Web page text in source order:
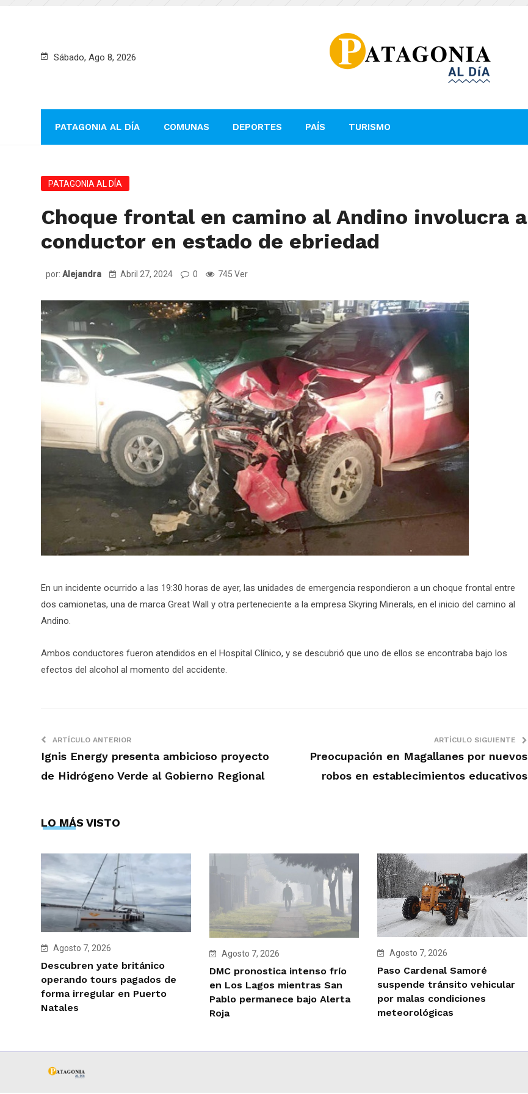
Sábado, Ago 8, 2026
PATAGONIA AL DÍA COMUNAS DEPORTES PAÍS TURISMO
PATAGONIA AL DÍA
Choque frontal en camino al Andino involucra a
conductor en estado de ebriedad
por: Alejandra Abril 27, 2024 0 745 Ver
En un incidente ocurrido a las 19:30 horas de ayer, las unidades de emergencia respondieron a un choque frontal entre
dos camionetas, una de marca Great Wall y otra perteneciente a la empresa Skyring Minerals, en el inicio del camino al
Andino.
Ambos conductores fueron atendidos en el Hospital Clínico, y se descubrió que uno de ellos se encontraba bajo los
efectos del alcohol al momento del accidente.
ARTÍCULO ANTERIOR
Ignis Energy presenta ambicioso proyecto
de Hidrógeno Verde al Gobierno Regional
ARTÍCULO SIGUIENTE
Preocupación en Magallanes por nuevos
robos en establecimientos educativos
LO MÁS VISTO
Agosto 7, 2026
Descubren yate británico
operando tours pagados de
forma irregular en Puerto
Natales
Agosto 7, 2026
DMC pronostica intenso frío
en Los Lagos mientras San
Pablo permanece bajo Alerta
Roja
Agosto 7, 2026
Paso Cardenal Samoré
suspende tránsito vehicular
por malas condiciones
meteorológicas